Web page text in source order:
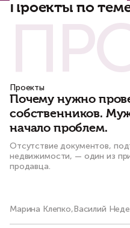
Проекты по
Проекты
Почему нужно
собственников.
начало проблем.
Отсутствие документов,
недвижимости, — один из
продавца.
Марина Клепко,Василий